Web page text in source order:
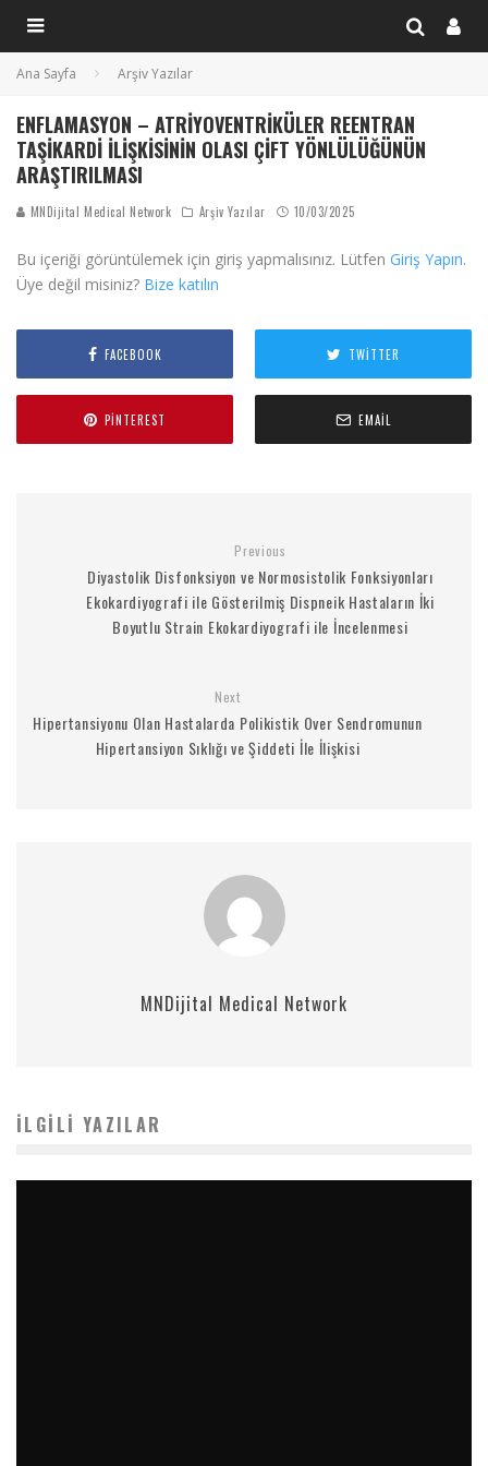
Ana Sayfa Arşiv Yazılar
ENFLAMASYON – ATRIYOVENTRIKÜLER REENTRAN
TAŞIKARDI İLIŞKISININ OLASI ÇIFT YÖNLÜLÜĞÜNÜN
ARAŞTIRILMASI
MNDijital Medical Network Arşiv Yazılar 10/03/2025
Bu içeriği görüntülemek için giriş yapmalısınız. Lütfen Giriş Yapın.
Üye değil misiniz? Bize katılın
FACEBOOK TWITTER
PINTEREST EMAIL
Previous
Diyastolik Disfonksiyon ve Normosistolik Fonksiyonları
Ekokardiyografi ile Gösterilmiş Dispneik Hastaların İki
Boyutlu Strain Ekokardiyografi ile İncelenmesi
Next
Hipertansiyonu Olan Hastalarda Polikistik Over Sendromunun
Hipertansiyon Sıklığı ve Şiddeti İle İlişkisi
MNDijital Medical Network
İLGILI YAZILAR